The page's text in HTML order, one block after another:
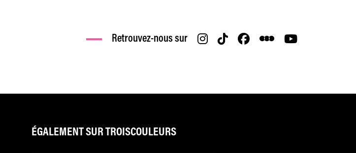
Retrouvez-nous sur
ÉGALEMENT SUR TROISCOULEURS